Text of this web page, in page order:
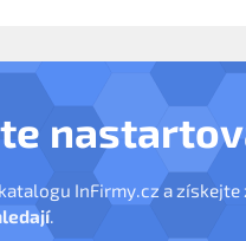
InFirmy.cz a
.